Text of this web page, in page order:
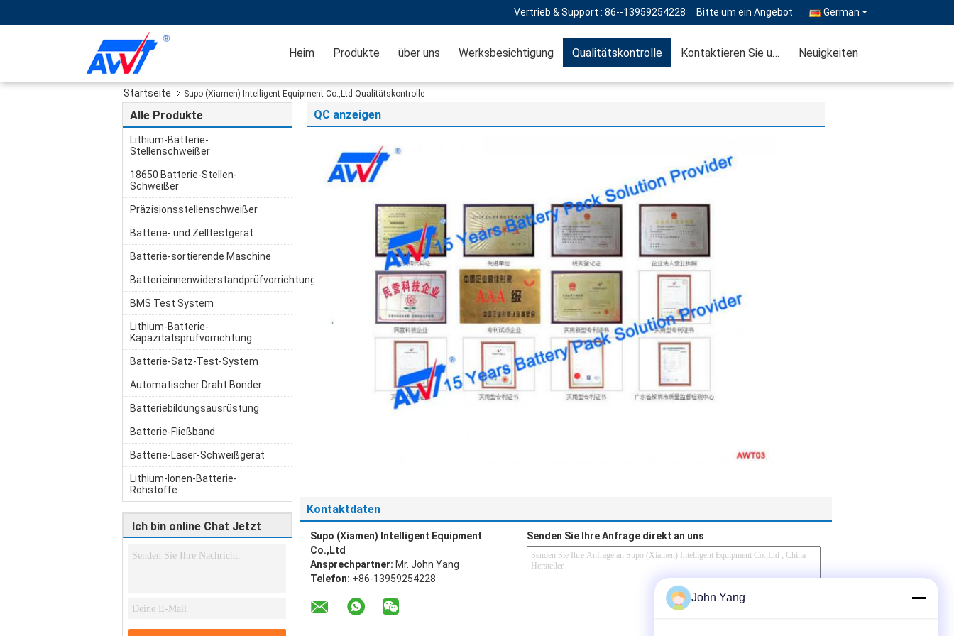
Vertrieb & Support : 86--13959254228 Bitte um ein Angebot German
Heim Produkte über uns Werksbesichtigung Qualitätskontrolle Kontaktieren Sie uns Neuigkeiten
Startseite Supo (Xiamen) Intelligent Equipment Co.,Ltd Qualitätskontrolle
Alle Produkte
Lithium-Batterie-
Stellenschweißer
18650 Batterie-Stellen-
Schweißer
Präzisionsstellenschweißer
Batterie- und Zelltestgerät
Batterie-sortierende Maschine
Batterieinnenwiderstandprüfvorrichtung
BMS Test System
Lithium-Batterie-
Kapazitätsprüfvorrichtung
Batterie-Satz-Test-System
Automatischer Draht Bonder
Batteriebildungsausrüstung
Batterie-Fließband
Batterie-Laser-Schweißgerät
Lithium-Ionen-Batterie-
Rohstoffe
Ich bin online Chat Jetzt
QC anzeigen
Kontaktdaten
Supo (Xiamen) Intelligent Equipment
Co.,Ltd
Ansprechpartner: Mr. John Yang
Telefon: +86-13959254228
Senden Sie Ihre Anfrage direkt an uns
John Yang